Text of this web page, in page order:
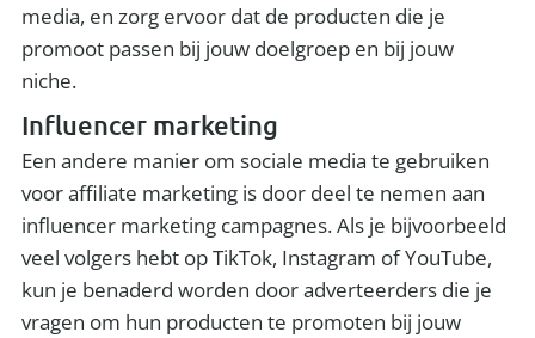
media, en zorg ervoor dat de producten die je
promoot passen bij jouw doelgroep en bij jouw
niche.
Influencer marketing
Een andere manier om sociale media te gebruiken
voor affiliate marketing is door deel te nemen aan
influencer marketing campagnes. Als je bijvoorbeeld
veel volgers hebt op TikTok, Instagram of YouTube,
kun je benaderd worden door adverteerders die je
vragen om hun producten te promoten bij jouw